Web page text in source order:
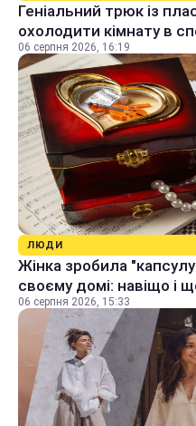
Геніальний трюк із
охолодити кімнату в
06 серпня 2026, 16:19
ЛЮДИ
Жінка зробила "капсулу
своєму домі: навіщо і
06 серпня 2026, 15:33